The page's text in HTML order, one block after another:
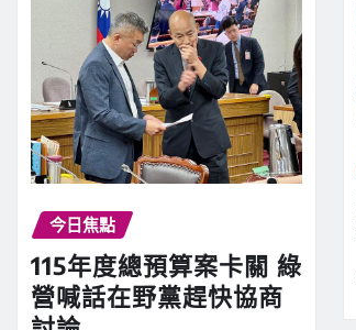
今日焦點
115年度總預算案卡關 綠
營喊話在野黨趕快協商